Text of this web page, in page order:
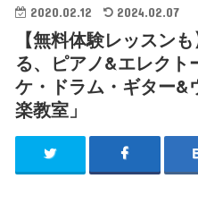
2020.02.12 2024.02.07
【無料体験レッスン
る、ピアノ&エレク
ケ・ドラム・ギター&
楽教室」